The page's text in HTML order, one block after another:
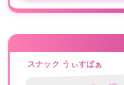
スナック うぃすぱぁ